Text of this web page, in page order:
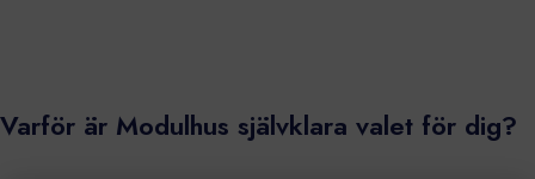
Varför är Modulhus självklara valet för dig?